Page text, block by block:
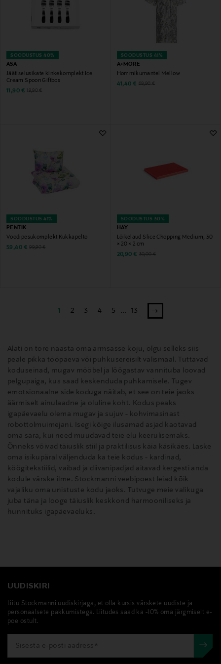
SOODUSTUS 40%
ASA
Jäätiselusikate kinkekomplekt Ice
Cream Spoon Giftbox
Discounted Price
11,90 € Original Price
19,90 €
SOODUSTUS 41%
A+MORE
Hommikumantel Mellow
Discounted Price
41,40 € Original Price
69,90 €
SOODUSTUS 41%
PENTIK
Voodipesukomplekt Kukkapelto
Discounted Price
59,40 € Original Price
99,90 €
SOODUSTUS 30%
HAY
Lõikelaud Slice Chopping Medium, 30
× 20 × 2 cm
Discounted Price
20,90 € Original Price
30,00 €
1 2 3 4 5 ... 13
Alati on tore naasta oma armsasse koju, olgu selleks siis
peale pikka tööpäeva või puhkusereisilt välismaal. Tuttavad
koduseinad, mugav mööbel ja lõõgastav vannituba loovad
pelgupaiga, kus saad keskenduda puhkamisele. Tugev
emotsionaalne side koduga näitab, et see on teie jaoks
äärmiselt ainulaadne ja oluline koht. Kodus peaks
igapäevaelu olema mugav ja sujuv - kohvimasinast
robottolmuimejani. Isegi kõige ilusamad asjad kaotavad
oma sära, kui need muudavad teie elu keerulisemaks.
Õnneks võivad täiuslik stiil ja praktilisus käia käsikäes. Laske
oma isikupäral väljenduda ka teie kodus - kardinad,
köögitekstiilid, vaibad ja diivanipadjad aitavad kergesti anda
kodule värske ilme. Stockmanni veebipoest leiad kõik
vajaliku oma unistuste kodu jaoks. Tutvuge meie valikuga
juba täna ja looge täiuslik keskkond harmooniliseks ja
hunnituks igapäevaeluks.
UUDISKIRI
Liitu Stockmanni uudiskirjaga, et olla kursis värskete uudiste ja
personaalsete pakkumistega. Liitudes saad ka -10% oma järgmiselt e-
poe ostult.